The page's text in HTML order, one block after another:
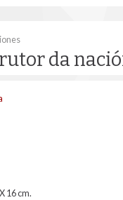
da
16 cm.